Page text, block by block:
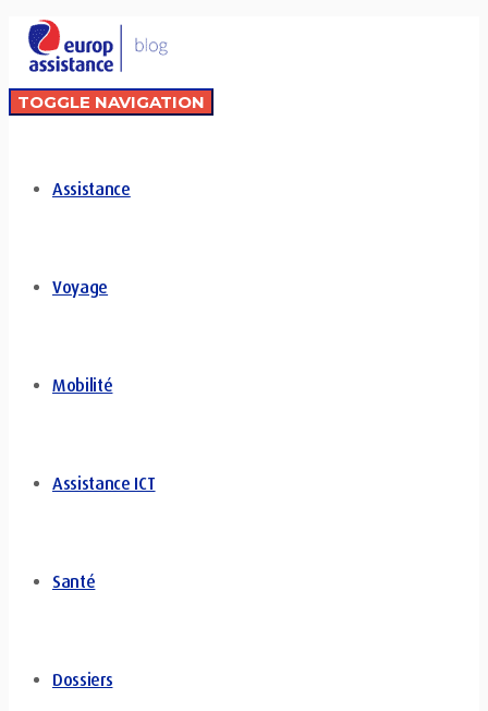
TOGGLE NAVIGATION
Assistance
Voyage
Mobilité
Assistance ICT
Santé
Dossiers